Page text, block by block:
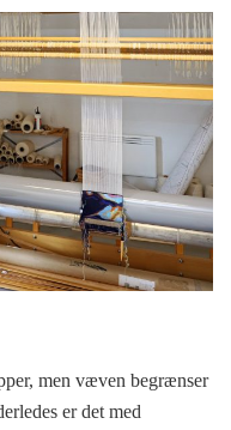
men væven begrænser
er det med